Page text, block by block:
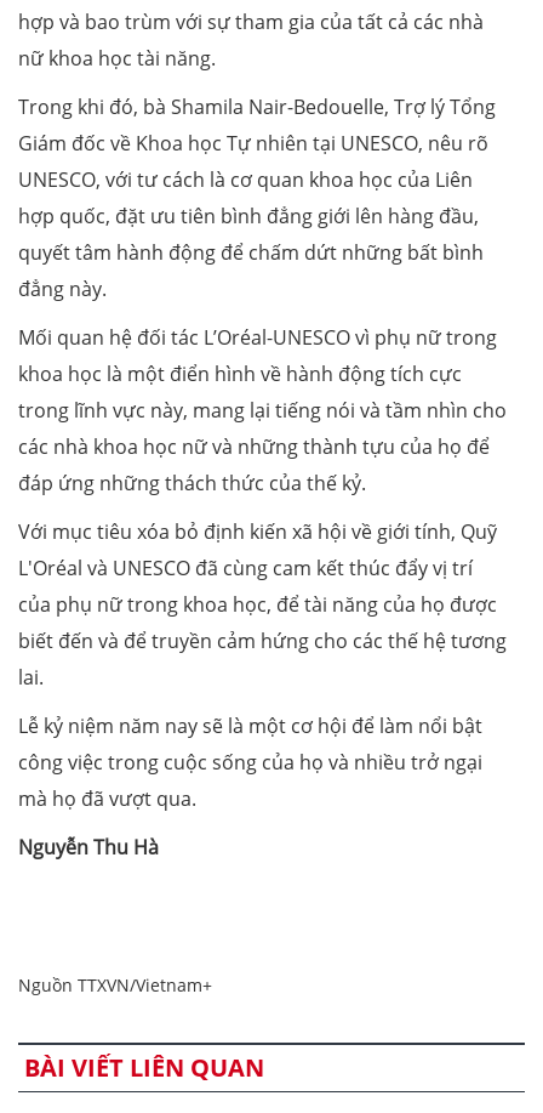
hợp và bao trùm với sự tham gia của tất cả các nhà
nữ khoa học tài năng.
Trong khi đó, bà Shamila Nair-Bedouelle, Trợ lý Tổng
Giám đốc về Khoa học Tự nhiên tại UNESCO, nêu rõ
UNESCO, với tư cách là cơ quan khoa học của Liên
hợp quốc, đặt ưu tiên bình đẳng giới lên hàng đầu,
quyết tâm hành động để chấm dứt những bất bình
đẳng này.
Mối quan hệ đối tác L’Oréal-UNESCO vì phụ nữ trong
khoa học là một điển hình về hành động tích cực
trong lĩnh vực này, mang lại tiếng nói và tầm nhìn cho
các nhà khoa học nữ và những thành tựu của họ để
đáp ứng những thách thức của thế kỷ.
Với mục tiêu xóa bỏ định kiến xã hội về giới tính, Quỹ
L'Oréal và UNESCO đã cùng cam kết thúc đẩy vị trí
của phụ nữ trong khoa học, để tài năng của họ được
biết đến và để truyền cảm hứng cho các thế hệ tương
lai.
Lễ kỷ niệm năm nay sẽ là một cơ hội để làm nổi bật
công việc trong cuộc sống của họ và nhiều trở ngại
mà họ đã vượt qua.
Nguyễn Thu Hà
Nguồn TTXVN/Vietnam+
BÀI VIẾT LIÊN QUAN